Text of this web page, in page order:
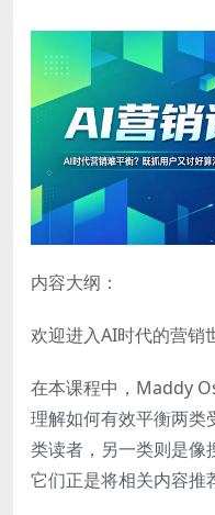
内容大纲：
欢迎进入AI时代的营销
在本课程中，Maddy
理解如何有效平衡两
类读者，另一类则是像
它们正是将相关内容推